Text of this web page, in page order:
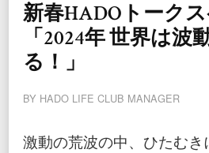
新春HADOトーク
「2024年 世界は波
る！」
BY HADO LIFE CLUB MANAGER
激動の荒波の中、ひたむき